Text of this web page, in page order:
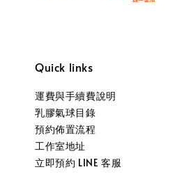
Quick links
運費與手續費說明
乳膠氣球目錄
預約佈置流程
工作室地址
立即預約 LINE 客服